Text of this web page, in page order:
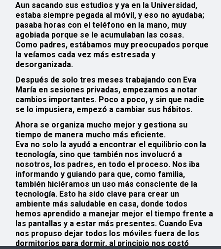
Aun sacando sus estudios y ya en la Universidad,
estaba siempre pegada al móvil, y eso no ayudaba;
pasaba horas con el teléfono en la mano, muy
agobiada porque se le acumulaban las cosas.
Como padres, estábamos muy preocupados porque
la veíamos cada vez más estresada y
desorganizada.
Después de solo tres meses trabajando con Eva
María en sesiones privadas, empezamos a notar
cambios importantes. Poco a poco, y sin que nadie
se lo impusiera, empezó a cambiar sus hábitos.
Ahora se organiza mucho mejor y gestiona su
tiempo de manera mucho más eficiente.
Eva no solo la ayudó a encontrar el equilibrio con la
tecnología, sino que también nos involucró a
nosotros, los padres, en todo el proceso. Nos iba
informando y guiando para que, como familia,
también hiciéramos un uso más consciente de la
tecnología. Esto ha sido clave para crear un
ambiente más saludable en casa, donde todos
hemos aprendido a manejar mejor el tiempo frente a
las pantallas y a estar más presentes. Cuando Eva
nos propuso dejar todos los móviles fuera de los
dormitorios para dormir, al principio nos costó